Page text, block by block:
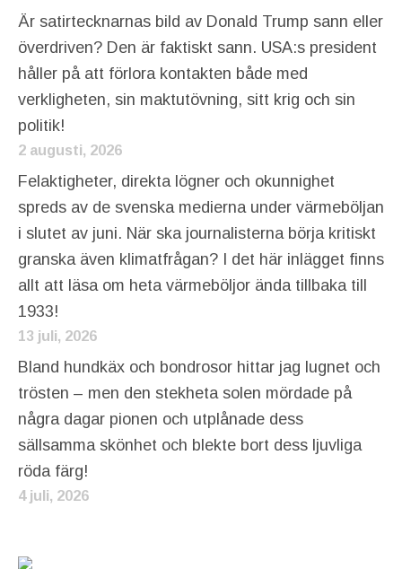
Är satirtecknarnas bild av Donald Trump sann eller
överdriven? Den är faktiskt sann. USA:s president
håller på att förlora kontakten både med
verkligheten, sin maktutövning, sitt krig och sin
politik!
2 augusti, 2026
Felaktigheter, direkta lögner och okunnighet
spreds av de svenska medierna under värmeböljan
i slutet av juni. När ska journalisterna börja kritiskt
granska även klimatfrågan? I det här inlägget finns
allt att läsa om heta värmeböljor ända tillbaka till
1933!
13 juli, 2026
Bland hundkäx och bondrosor hittar jag lugnet och
trösten – men den stekheta solen mördade på
några dagar pionen och utplånade dess
sällsamma skönhet och blekte bort dess ljuvliga
röda färg!
4 juli, 2026